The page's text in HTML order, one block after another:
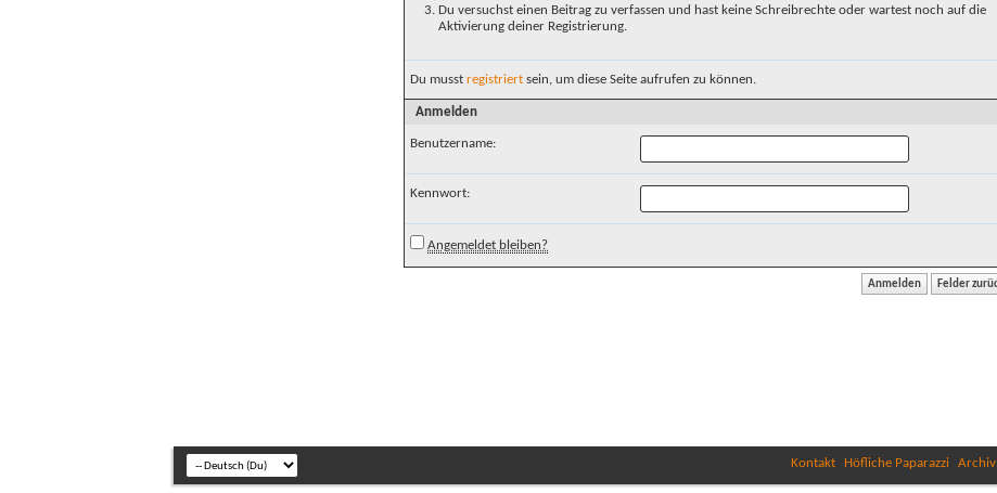
Du versuchst einen Beitrag zu verfassen und hast keine Schreibrechte oder wartest noch auf die
Aktivierung deiner Registrierung.
Du musst registriert sein, um diese Seite aufrufen zu können.
Anmelden
Benutzername:
Kennwort:
Angemeldet bleiben?
Kontakt Höfliche Paparazzi Archiv